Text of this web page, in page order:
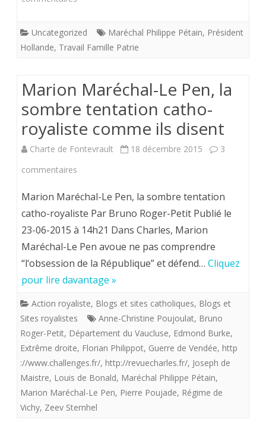
France
désincarnée
sans
Uncategorized Maréchal Philippe Pétain, Président
Hollande, Travail Famille Patrie
Marion Maréchal-Le Pen, la
sombre tentation catho-
royaliste comme ils disent
Charte de Fontevrault 18 décembre 2015
3
commentaires
Maréchal-
Le
Pen,
tentation
catho-
comme
ils
Marion Maréchal-Le Pen, la sombre tentation
catho-royaliste Par Bruno Roger-Petit Publié le
23-06-2015 à 14h21 Dans Charles, Marion
Maréchal-Le Pen avoue ne pas comprendre
“l‘obsession de la République” et défend… Cliquez
pour lire davantage »
Action royaliste, Blogs et sites catholiques, Blogs et
Sites royalistes
Anne-Christine Poujoulat, Bruno
Roger-Petit, Département du Vaucluse, Edmond Burke,
Extrême droite, Florian Philippot, Guerre de Vendée, http
://www.challenges.fr/, http://revuecharles.fr/, Joseph de
Maistre, Louis de Bonald, Maréchal Philippe Pétain,
Marion Maréchal-Le Pen, Pierre Poujade, Régime de
Vichy, Zeev Sternhel